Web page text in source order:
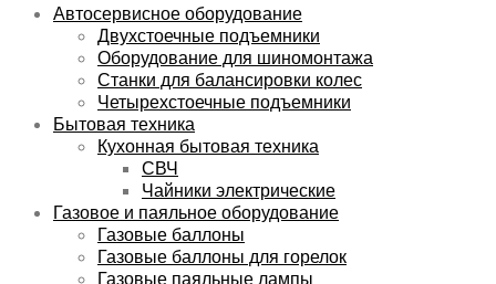
Автосервисное оборудование
Двухстоечные подъемники
Оборудование для шиномонтажа
Станки для балансировки колес
Четырехстоечные подъемники
Бытовая техника
Кухонная бытовая техника
СВЧ
Чайники электрические
Газовое и паяльное оборудование
Газовые баллоны
Газовые баллоны для горелок
Газовые паяльные лампы